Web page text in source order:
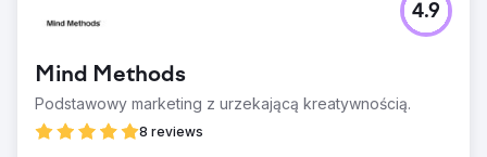
Mind Methods
Podstawowy marketing z urzekającą kreatywnością.
8 reviews
4.9